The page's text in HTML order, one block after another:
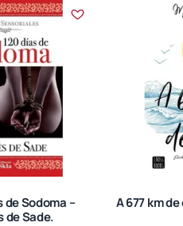
de Sodoma –
de Sade.
A 677 km